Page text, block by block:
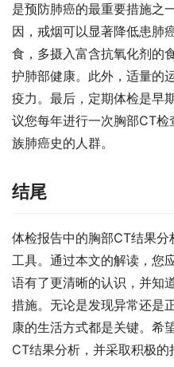
是预防肺癌的最重要措施之
因，戒烟可以显著降低患肺
食，多摄入富含抗氧化剂的
护肺部健康。此外，适量的
疫力。最后，定期体检是早
议您每年进行一次胸部CT
族肺癌史的人群。
结尾
体检报告中的胸部CT结果
工具。通过本文的解读，您
语有了更清晰的认识，并知
措施。无论是发现异常还是
康的生活方式都是关键。希
CT结果分析，并采取积极的